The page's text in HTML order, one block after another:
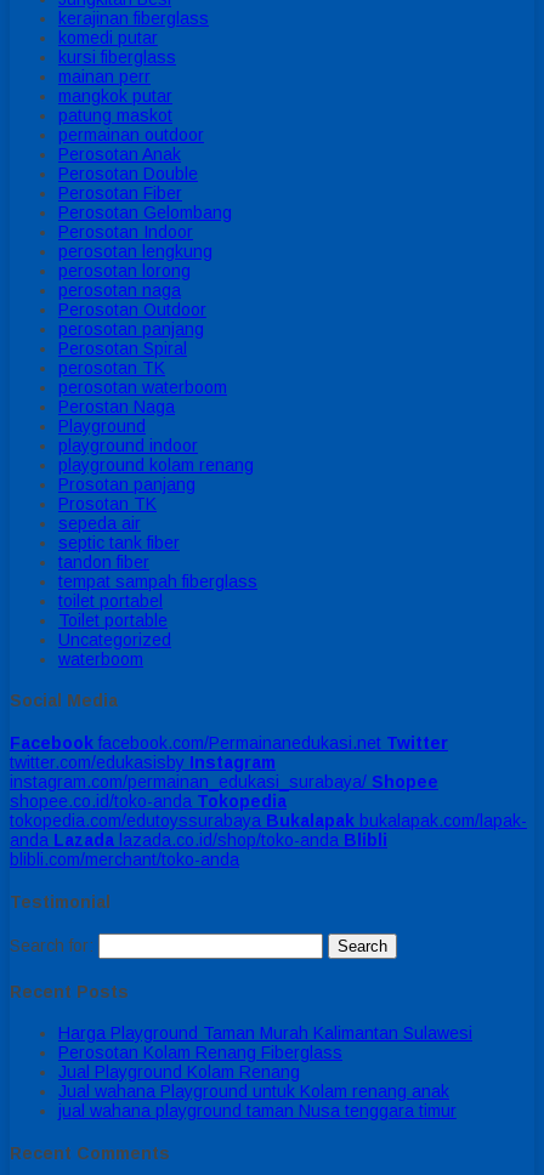
kerajinan fiberglass
komedi putar
kursi fiberglass
mainan perr
mangkok putar
patung maskot
permainan outdoor
Perosotan Anak
Perosotan Double
Perosotan Fiber
Perosotan Gelombang
Perosotan Indoor
perosotan lengkung
perosotan lorong
perosotan naga
Perosotan Outdoor
perosotan panjang
Perosotan Spiral
perosotan TK
perosotan waterboom
Perostan Naga
Playground
playground indoor
playground kolam renang
Prosotan panjang
Prosotan TK
sepeda air
septic tank fiber
tandon fiber
tempat sampah fiberglass
toilet portabel
Toilet portable
Uncategorized
waterboom
Social Media
Facebook facebook.com/Permainanedukasi.net Twitter
twitter.com/edukasisby Instagram
instagram.com/permainan_edukasi_surabaya/ Shopee
shopee.co.id/toko-anda Tokopedia
tokopedia.com/edutoyssurabaya Bukalapak bukalapak.com/lapak-
anda Lazada lazada.co.id/shop/toko-anda Blibli
blibli.com/merchant/toko-anda
Testimonial
Search for:
Recent Posts
Harga Playground Taman Murah Kalimantan Sulawesi
Perosotan Kolam Renang Fiberglass
Jual Playground Kolam Renang
Jual wahana Playground untuk Kolam renang anak
jual wahana playground taman Nusa tenggara timur
Recent Comments